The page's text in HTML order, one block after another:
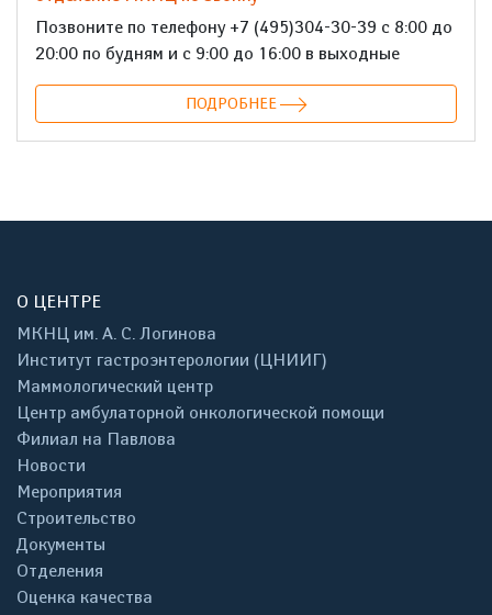
Позвоните по телефону +7 (495)304-30-39 с 8:00 до
20:00 по будням и с 9:00 до 16:00 в выходные
ПОДРОБНЕЕ
О ЦЕНТРЕ
МКНЦ им. А. С. Логинова
Институт гастроэнтерологии (ЦНИИГ)
Маммологический центр
Центр амбулаторной онкологической помощи
Филиал на Павлова
Новости
Мероприятия
Строительство
Документы
Отделения
Оценка качества